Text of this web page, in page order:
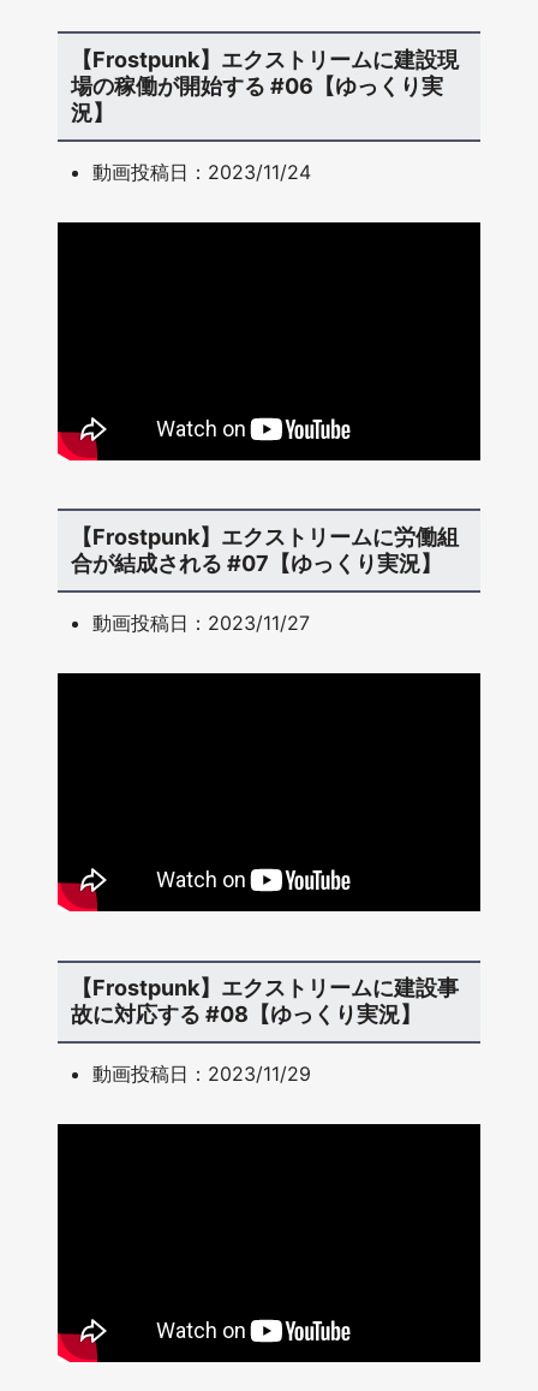
【Frostpunk】エクストリームに建設現
場の稼働が開始する #06【ゆっくり実
況】
動画投稿日：2023/11/24
【Frostpunk】エクストリームに労働組
合が結成される #07【ゆっくり実況】
動画投稿日：2023/11/27
【Frostpunk】エクストリームに建設事
故に対応する #08【ゆっくり実況】
動画投稿日：2023/11/29